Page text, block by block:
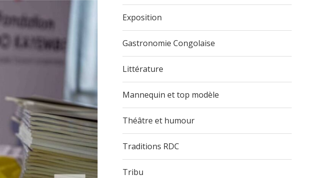
Exposition
Gastronomie Congolaise
Littérature
Mannequin et top modèle
Théâtre et humour
Traditions RDC
Tribu